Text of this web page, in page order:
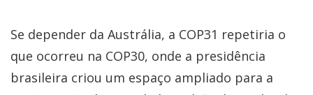
Se depender da Austrália, a COP31 repetiria o
que ocorreu na COP30, onde a presidência
brasileira criou um espaço ampliado para a